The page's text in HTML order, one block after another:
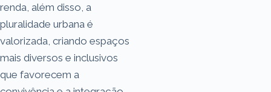
renda, além disso, a
pluralidade urbana é
valorizada, criando espaços
mais diversos e inclusivos
que favorecem a